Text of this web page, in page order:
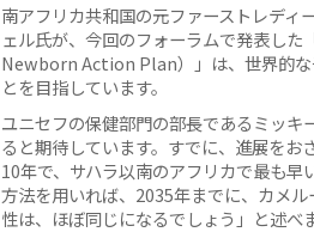
南アフリカ共和国の元ファーストレディ
ェル氏が、今回のフォーラムで発表し
Newborn Action Plan）」は、世界的な
とを目指しています。
ユニセフの保健部門の部長であるミッ
ると期待しています。すでに、進展をお
10年で、サハラ以南のアフリカで最も
方法を用いれば、2035年までに、カメ
性は、ほぼ同じになるでしょう」と述べ